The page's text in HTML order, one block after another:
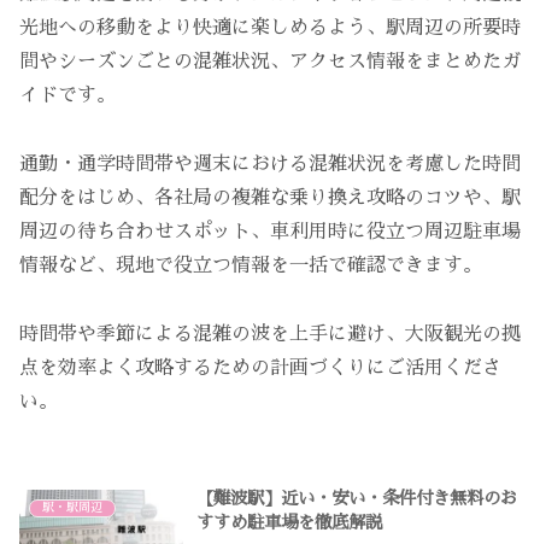
光地への移動をより快適に楽しめるよう、駅周辺の所要時
間やシーズンごとの混雑状況、アクセス情報をまとめたガ
イドです。
通勤・通学時間帯や週末における混雑状況を考慮した時間
配分をはじめ、各社局の複雑な乗り換え攻略のコツや、駅
周辺の待ち合わせスポット、車利用時に役立つ周辺駐車場
情報など、現地で役立つ情報を一括で確認できます。
時間帯や季節による混雑の波を上手に避け、大阪観光の拠
点を効率よく攻略するための計画づくりにご活用くださ
い。
駅・駅周辺
【難波駅】近い・安い・条件付き無料のお
すすめ駐車場を徹底解説